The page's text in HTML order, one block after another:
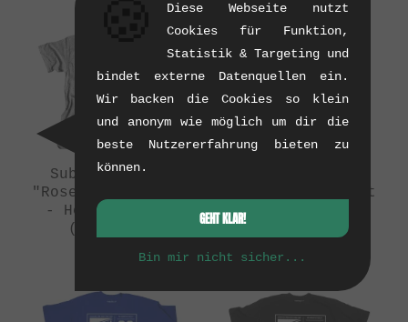
Subrosa Bikes
"Roseman" T-Shirt
- Heather Grey
(07/2016)
"Roseman" T-Shirt
Diese Webseite nutzt
Cookies für Funktion,
Statistik & Targeting und
bindet externe Datenquellen ein.
Wir backen die Cookies so klein
und anonym wie möglich um dir die
beste Nutzererfahrung bieten zu
können.
GEHT KLAR!
Bin mir nicht sicher...